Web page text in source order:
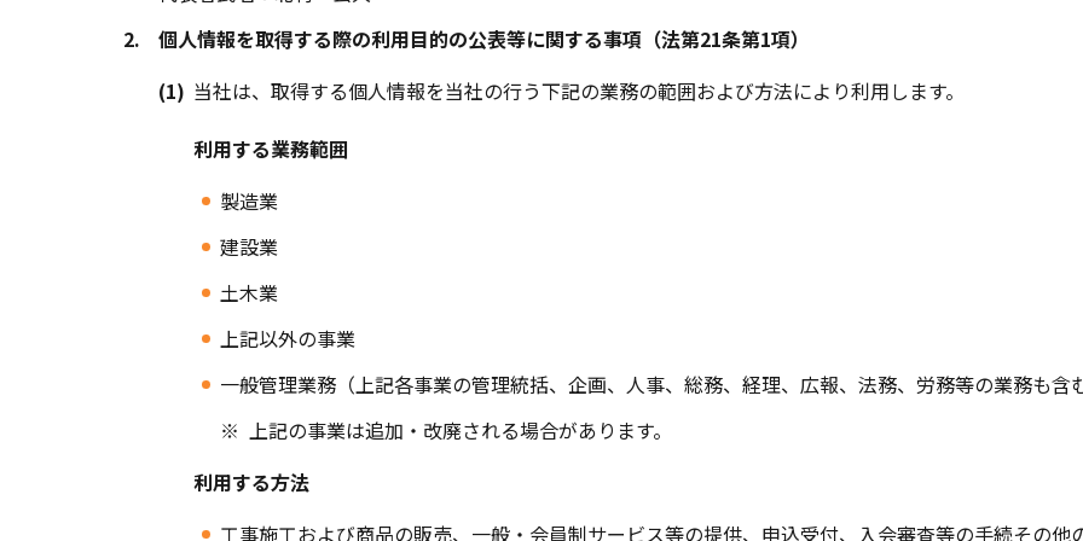
2.
個人情報を取得する際の利用目的の公表等に関する事項（法第21条第1項）
(1) 当社は、取得する個人情報を当社の行う下記の業務の範囲および方法により利用します。
利用する業務範囲
製造業
建設業
土木業
上記以外の事業
一般管理業務（上記各事業の管理統括、企画、人事、総務、経理、広報、法務、労務等の業務も含む
※ 上記の事業は追加・改廃される場合があります。
利用する方法
工事施工および商品の販売、一般・会員制サービス等の提供、申込受付、入会審査等の手続その他